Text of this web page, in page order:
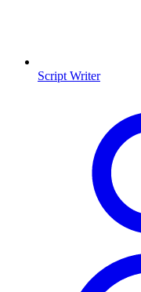
Script Writer